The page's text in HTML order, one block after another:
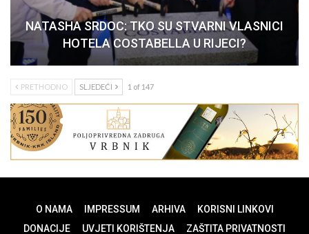
NATASHA SRDOC: TKO SU STVARNI VLASNICI
HOTELA COSTABELLA U RIJECI?
PRETHODNO SLJEDEĆI 1 of 147
O NAMA IMPRESSUM ARHIVA
KORISNI LINKOVI
DONACIJE
UVJETI KORIŠTENJA ZAŠTITA PRIVATNOSTI